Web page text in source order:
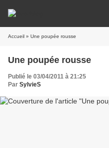
Accueil » Une poupée rousse
Une poupée rousse
Publié le 03/04/2011 à 21:25
Par SylvieS